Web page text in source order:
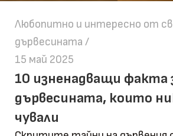
Любопитно и интересно от
дървесината
15 май 2025
10 изненадващи факта
дървесината, които
чували